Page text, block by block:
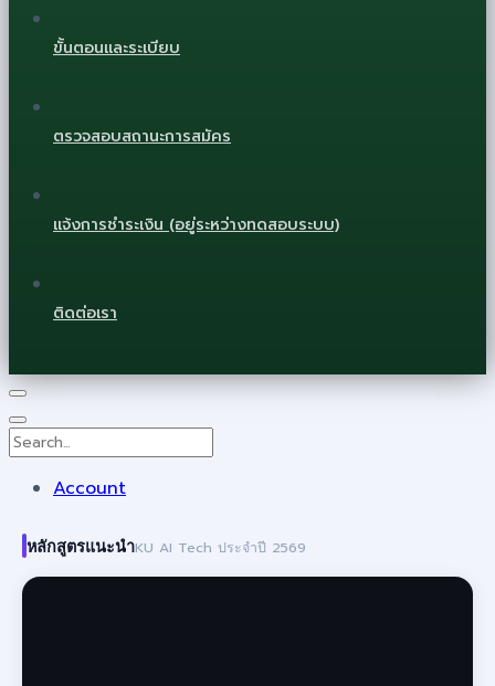
ขั้นตอนและระเบียบ
ตรวจสอบสถานะการสมัคร
แจ้งการชำระเงิน (อยู่ระหว่างทดสอบระบบ)
ติดต่อเรา
Account
หลักสูตรแนะนำKU AI Tech ประจำปี 2569